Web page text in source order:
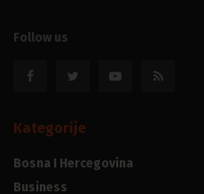
Follow us
Kategorije
Bosna I Hercegovina
Business